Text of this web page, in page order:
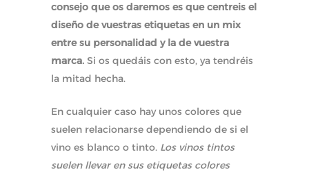
consejo que os daremos es que centreis el
diseño de vuestras etiquetas en un mix
entre su personalidad y la de vuestra
marca. Si os quedáis con esto, ya tendréis
la mitad hecha.
En cualquier caso hay unos colores que
suelen relacionarse dependiendo de si el
vino es blanco o tinto. Los vinos tintos
suelen llevar en sus etiquetas colores